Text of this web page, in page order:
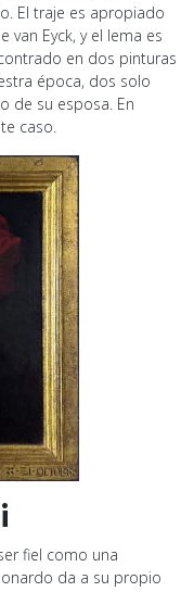
El traje es apropiado
Eyck, y el lema es
en dos pinturas
época, dos solo
de su esposa. En
caso.
fiel como una
da a su propio